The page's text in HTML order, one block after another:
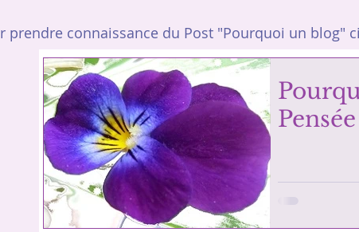
prendre connaissance du Post "Pourquoi un blog"